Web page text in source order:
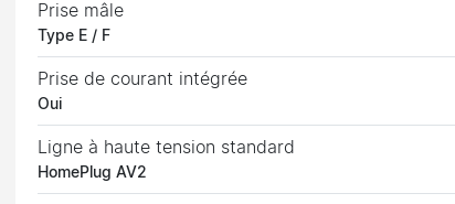
Prise mâle
Type E / F
Prise de courant intégrée
Oui
Ligne à haute tension standard
HomePlug AV2